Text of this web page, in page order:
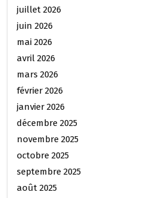
juillet 2026
juin 2026
mai 2026
avril 2026
mars 2026
février 2026
janvier 2026
décembre 2025
novembre 2025
octobre 2025
septembre 2025
août 2025